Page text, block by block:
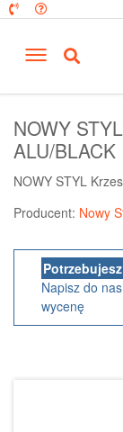
NOWY
ALU/BLACK
NOWY STYL
Producent: Nowy
Napisz do
wycenę